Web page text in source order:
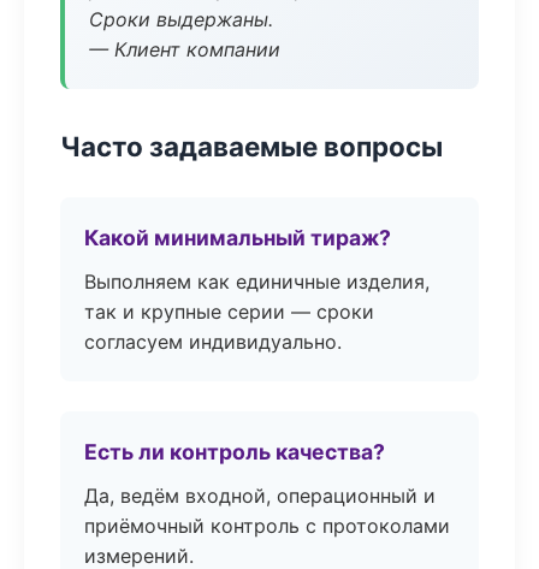
Сроки выдержаны.
— Клиент компании
Часто задаваемые вопросы
Какой минимальный тираж?
Выполняем как единичные изделия,
так и крупные серии — сроки
согласуем индивидуально.
Есть ли контроль качества?
Да, ведём входной, операционный и
приёмочный контроль с протоколами
измерений.